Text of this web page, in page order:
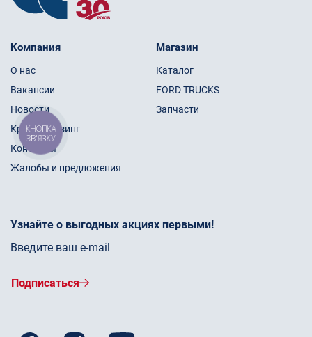
Компания
О нас
Вакансии
Новости
Кредит/Лизинг
Контакты
Жалобы и предложения
Магазин
Каталог
FORD TRUCKS
Запчасти
Узнайте о выгодных акциях первыми!
Подписаться
КНОПКА
ЗВ'ЯЗКУ